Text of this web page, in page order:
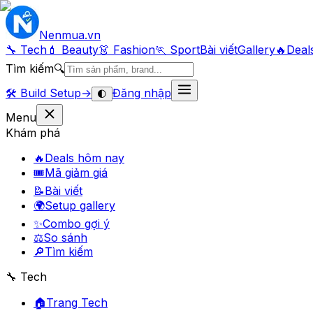
Nenmua.vn
🔧 Tech 💄 Beauty👗 Fashion🏃 SportBài viếtGallery🔥
Tìm kiếm🔍
🛠️ Build Setup→ 🌓 Đăng nhập
Menu
Khám phá
🔥 Deals hôm nay
🎟Mã giảm giá
📝Bài viết
🌍Setup gallery
✨Combo gợi ý
⚖️So sánh
🔎Tìm kiếm
🔧 Tech
🏠Trang Tech